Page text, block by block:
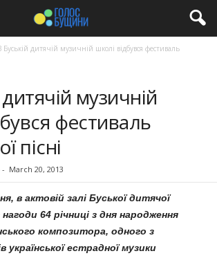
Буській дитячій музичній школі відбувся фестиваль
музичній
фестиваль
пісні
- March 20, 2013
в актовій залі Буської дитячої
64 річниці з дня народження
композитора, одного з
української естрадної музики